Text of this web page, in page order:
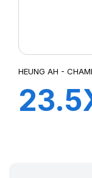
HEUNG AH -